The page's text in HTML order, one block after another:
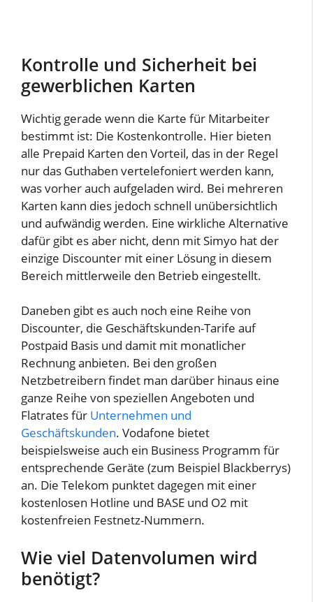
Kontrolle und Sicherheit bei
gewerblichen Karten
Wichtig gerade wenn die Karte für Mitarbeiter
bestimmt ist: Die Kostenkontrolle. Hier bieten
alle Prepaid Karten den Vorteil, das in der Regel
nur das Guthaben vertelefoniert werden kann,
was vorher auch aufgeladen wird. Bei mehreren
Karten kann dies jedoch schnell unübersichtlich
und aufwändig werden. Eine wirkliche Alternative
dafür gibt es aber nicht, denn mit Simyo hat der
einzige Discounter mit einer Lösung in diesem
Bereich mittlerweile den Betrieb eingestellt.
Daneben gibt es auch noch eine Reihe von
Discounter, die Geschäftskunden-Tarife auf
Postpaid Basis und damit mit monatlicher
Rechnung anbieten. Bei den großen
Netzbetreibern findet man darüber hinaus eine
ganze Reihe von speziellen Angeboten und
Flatrates für Unternehmen und
Geschäftskunden. Vodafone bietet
beispielsweise auch ein Business Programm für
entsprechende Geräte (zum Beispiel Blackberrys)
an. Die Telekom punktet dagegen mit einer
kostenlosen Hotline und BASE und O2 mit
kostenfreien Festnetz-Nummern.
Wie viel Datenvolumen wird
benötigt?